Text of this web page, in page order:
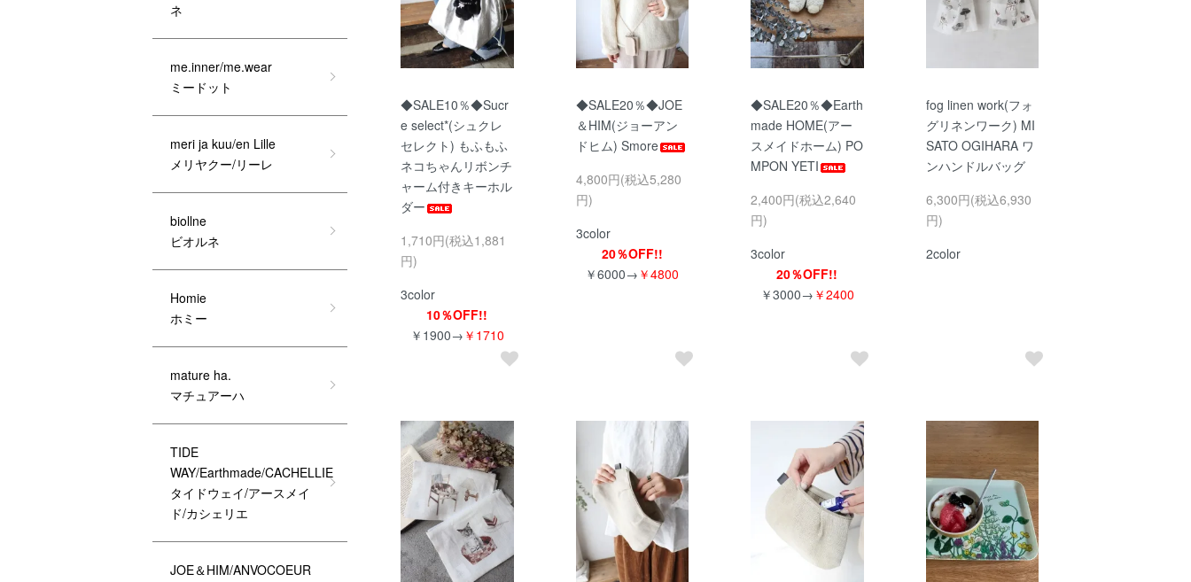
◆SALE10％◆Sucr
e select*(シュクレ
セレクト) もふもふ
ネコちゃんリボンチ
ャーム付きキーホル
ダー
1,710円(税込1,881
円)
3color
10％OFF!!
￥1900→ ￥1710
◆SALE20％◆JOE
＆HIM(ジョーアン
ドヒム) Smore
4,800円(税込5,280
円)
3color
20％OFF!!
￥6000→ ￥4800
◆SALE20％◆Earth
made HOME(アー
スメイドホーム) PO
MPON YETI
2,400円(税込2,640
円)
3color
20％OFF!!
￥3000→ ￥2400
fog linen work(フォ
グリネンワーク) MI
SATO OGIHARA ワ
ンハンドルバッグ
6,300円(税込6,930
円)
2color
ネ
me.inner/me.wear
ミードット
meri ja kuu/en Lille
メリヤクー/リーレ
biollne
ビオルネ
Homie
ホミー
mature ha.
マチュアーハ
TIDE
WAY/Earthmade/CACHELLIE
タイドウェイ/アースメイ
ド/カシェリエ
JOE＆HIM/ANVOCOEUR